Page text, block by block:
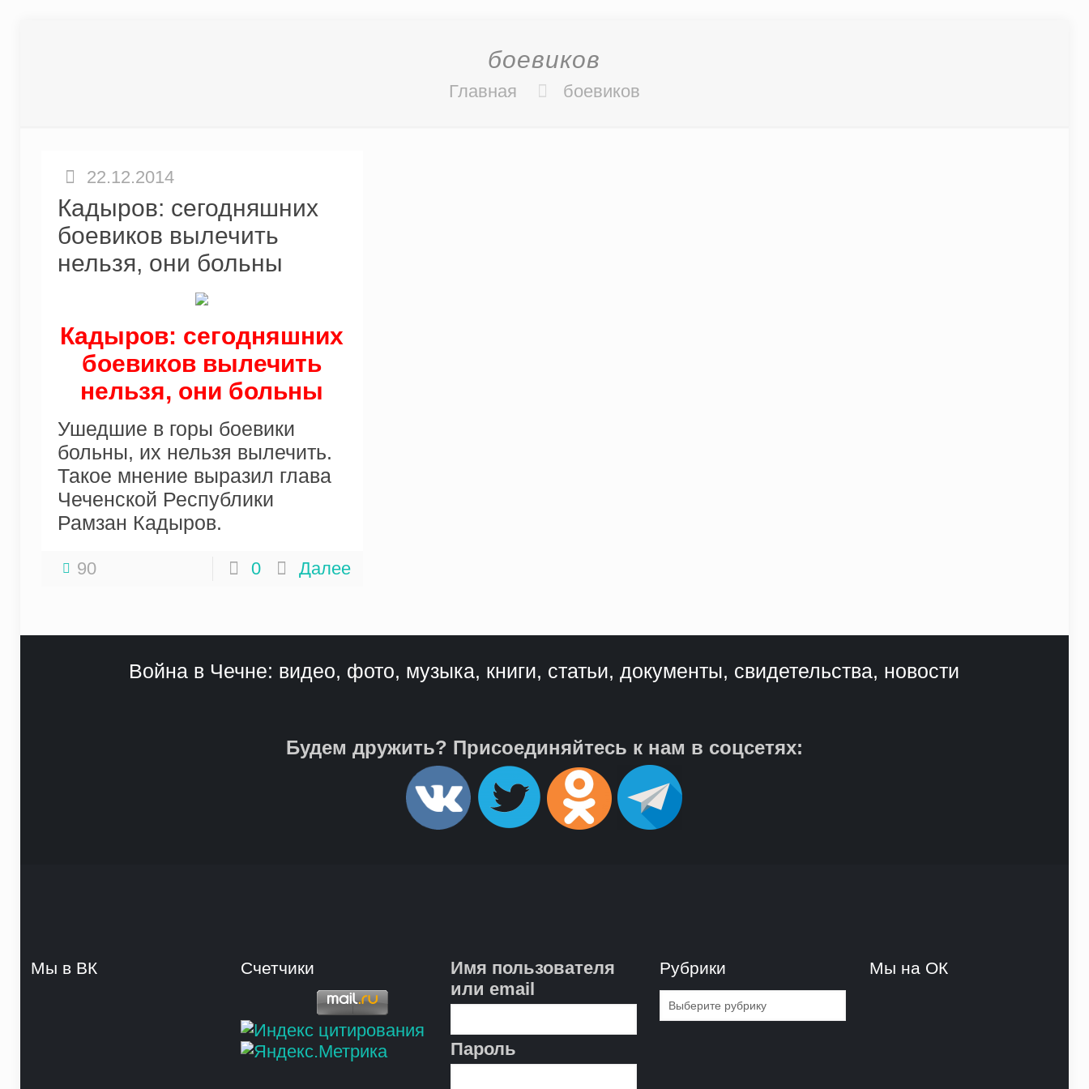
боевиков
Главная боевиков
22.12.2014
Кадыров: сегодняшних
боевиков вылечить
нельзя, они больны
Кадыров: сегодняшних
боевиков вылечить
нельзя, они больны
Ушедшие в горы боевики
больны, их нельзя вылечить.
Такое мнение выразил глава
Чеченской Республики
Рамзан Кадыров.
90 0 Далее
Война в Чечне: видео, фото, музыка, книги, статьи, документы, свидетельства, новости
Будем дружить? Присоединяйтесь к нам в соцсетях:
Мы в ВК Счетчики
Имя пользователя
или email
Пароль
Рубрики
Рубрики
Мы на ОК